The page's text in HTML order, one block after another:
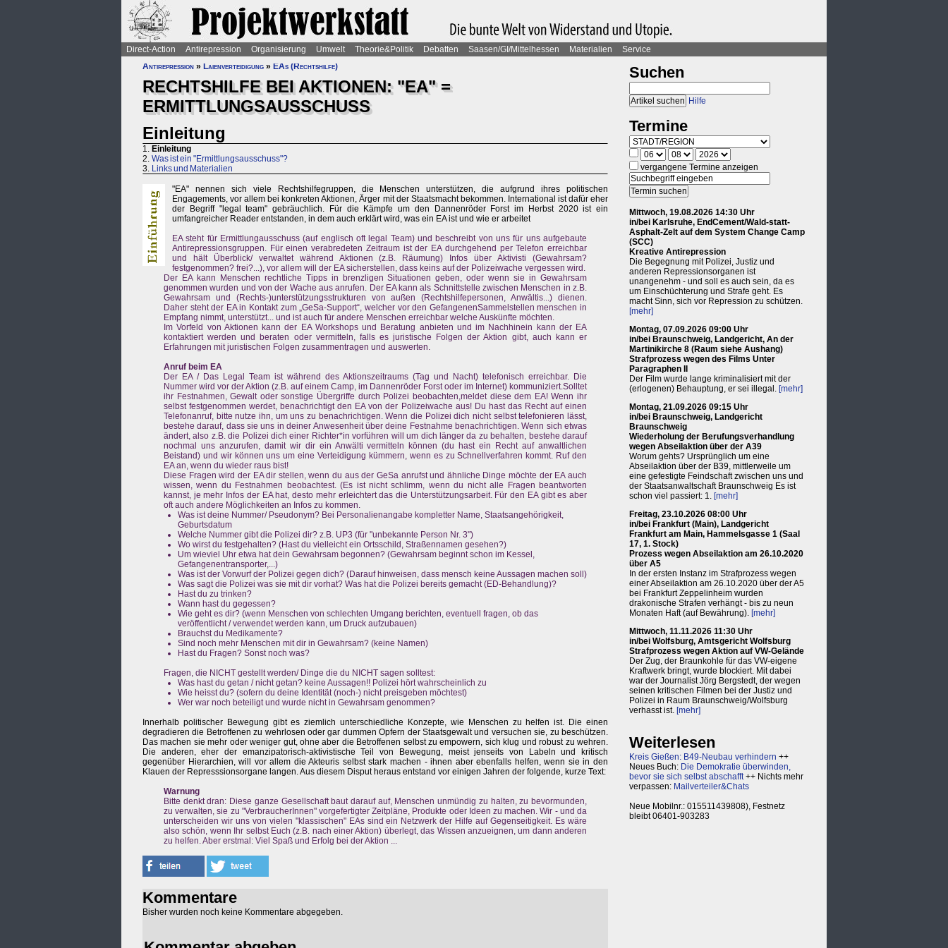
Direct-Action Antirepression Organisierung Umwelt Theorie&Politik Debatten Saasen/GI/Mittelhessen Materialien
Service
Antirepression » Laienverteidigung » EAs (Rechtshilfe)
RECHTSHILFE BEI AKTIONEN: "EA" =
ERMITTLUNGSAUSSCHUSS
Einleitung
1. Einleitung
2. Was ist ein "Ermittlungsausschuss"?
3. Links und Materialien
"EA" nennen sich viele Rechtshilfegruppen, die Menschen unterstützen, die aufgrund ihres politischen
Engagements, vor allem bei konkreten Aktionen, Ärger mit der Staatsmacht bekommen. International ist dafür eher
der Begriff "legal team" gebräuchlich. Für die Kämpfe um den Dannenröder Forst im Herbst 2020 ist ein
umfangreicher Reader entstanden, in dem auch erklärt wird, was ein EA ist und wie er arbeitet
EA steht für Ermittlungausschuss (auf englisch oft legal Team) und beschreibt von uns für uns aufgebaute
Antirepressionsgruppen. Für einen verabredeten Zeitraum ist der EA durchgehend per Telefon erreichbar
und hält Überblick/ verwaltet während Aktionen (z.B. Räumung) Infos über Aktivisti (Gewahrsam?
festgenommen? frei?...), vor allem will der EA sicherstellen, dass keins auf der Polizeiwache vergessen wird.
Der EA kann Menschen rechtliche Tipps in brenzligen Situationen geben, oder wenn sie in Gewahrsam
genommen wurden und von der Wache aus anrufen. Der EA kann als Schnittstelle zwischen Menschen in z.B.
Gewahrsam und (Rechts-)unterstützungsstrukturen von außen (Rechtshilfepersonen, Anwältis...) dienen.
Daher steht der EA in Kontakt zum „GeSa-Support“, welcher vor den GefangenenSammelstellen menschen in
Empfang nimmt, unterstützt... und ist auch für andere Menschen erreichbar welche Auskünfte möchten.
Im Vorfeld von Aktionen kann der EA Workshops und Beratung anbieten und im Nachhinein kann der EA
kontaktiert werden und beraten oder vermitteln, falls es juristische Folgen der Aktion gibt, auch kann er
Erfahrungen mit juristischen Folgen zusammentragen und auswerten.
Anruf beim EA
Der EA / Das Legal Team ist während des Aktionszeitraums (Tag und Nacht) telefonisch erreichbar. Die
Nummer wird vor der Aktion (z.B. auf einem Camp, im Dannenröder Forst oder im Internet) kommuniziert.Solltet
ihr Festnahmen, Gewalt oder sonstige Übergriffe durch Polizei beobachten,meldet diese dem EA! Wenn ihr
selbst festgenommen werdet, benachrichtigt den EA von der Polizeiwache aus! Du hast das Recht auf einen
Telefonanruf, bitte nutze ihn, um uns zu benachrichtigen. Wenn die Polizei dich nicht selbst telefonieren lässt,
bestehe darauf, dass sie uns in deiner Anwesenheit über deine Festnahme benachrichtigen. Wenn sich etwas
ändert, also z.B. die Polizei dich einer Richter*in vorführen will um dich länger da zu behalten, bestehe darauf
nochmal uns anzurufen, damit wir dir ein Anwälti vermitteln können (du hast ein Recht auf anwaltlichen
Beistand) und wir können uns um eine Verteidigung kümmern, wenn es zu Schnellverfahren kommt. Ruf den
EA an, wenn du wieder raus bist!
Diese Fragen wird der EA dir stellen, wenn du aus der GeSa anrufst und ähnliche Dinge möchte der EA auch
wissen, wenn du Festnahmen beobachtest. (Es ist nicht schlimm, wenn du nicht alle Fragen beantworten
kannst, je mehr Infos der EA hat, desto mehr erleichtert das die Unterstützungsarbeit. Für den EA gibt es aber
oft auch andere Möglichkeiten an Infos zu kommen.
Was ist deine Nummer/ Pseudonym? Bei Personalienangabe kompletter Name, Staatsangehörigkeit,
Geburtsdatum
Welche Nummer gibt die Polizei dir? z.B. UP3 (für "unbekannte Person Nr. 3")
Wo wirst du festgehalten? (Hast du vielleicht ein Ortsschild, Straßennamen gesehen?)
Um wieviel Uhr etwa hat dein Gewahrsam begonnen? (Gewahrsam beginnt schon im Kessel,
Gefangenentransporter,...)
Was ist der Vorwurf der Polizei gegen dich? (Darauf hinweisen, dass mensch keine Aussagen machen soll)
Was sagt die Polizei was sie mit dir vorhat? Was hat die Polizei bereits gemacht (ED-Behandlung)?
Hast du zu trinken?
Wann hast du gegessen?
Wie geht es dir? (wenn Menschen von schlechten Umgang berichten, eventuell fragen, ob das
veröffentlicht / verwendet werden kann, um Druck aufzubauen)
Brauchst du Medikamente?
Sind noch mehr Menschen mit dir in Gewahrsam? (keine Namen)
Hast du Fragen? Sonst noch was?
Fragen, die NICHT gestellt werden/ Dinge die du NICHT sagen solltest:
Was hast du getan / nicht getan? keine Aussagen!! Polizei hört wahrscheinlich zu
Wie heisst du? (sofern du deine Identität (noch-) nicht preisgeben möchtest)
Wer war noch beteiligt und wurde nicht in Gewahrsam genommen?
Innerhalb politischer Bewegung gibt es ziemlich unterschiedliche Konzepte, wie Menschen zu helfen ist. Die einen
degradieren die Betroffenen zu wehrlosen oder gar dummen Opfern der Staatsgewalt und versuchen sie, zu beschützen.
Das machen sie mehr oder weniger gut, ohne aber die Betroffenen selbst zu empowern, sich klug und robust zu wehren.
Die anderen, eher der emanzipatorisch-aktivistische Teil von Bewegung, meist jenseits von Labeln und kritisch
gegenüber Hierarchien, will vor allem die Akteuris selbst stark machen - ihnen aber ebenfalls helfen, wenn sie in den
Klauen der Represssionsorgane langen. Aus diesem Disput heraus entstand vor einigen Jahren der folgende, kurze Text:
Warnung
Bitte denkt dran: Diese ganze Gesellschaft baut darauf auf, Menschen unmündig zu halten, zu bevormunden,
zu verwalten, sie zu "VerbraucherInnen" vorgefertigter Zeitpläne, Produkte oder Ideen zu machen. Wir - und da
unterscheiden wir uns von vielen "klassischen" EAs sind ein Netzwerk der Hilfe auf Gegenseitigkeit. Es wäre
also schön, wenn Ihr selbst Euch (z.B. nach einer Aktion) überlegt, das Wissen anzueignen, um dann anderen
zu helfen. Aber erstmal: Viel Spaß und Erfolg bei der Aktion ...
Kommentare
Bisher wurden noch keine Kommentare abgegeben.
Suchen
Hilfe
Termine
vergangene Termine anzeigen
Mittwoch, 19.08.2026 14:30 Uhr
in/bei Karlsruhe, EndCement/Wald-statt-
Asphalt-Zelt auf dem System Change Camp
(SCC)
Kreative Antirepression
Die Begegnung mit Polizei, Justiz und
anderen Repressionsorganen ist
unangenehm - und soll es auch sein, da es
um Einschüchterung und Strafe geht. Es
macht Sinn, sich vor Repression zu schützen.
[mehr]
Montag, 07.09.2026 09:00 Uhr
in/bei Braunschweig, Landgericht, An der
Martinikirche 8 (Raum siehe Aushang)
Strafprozess wegen des Films Unter
Paragraphen II
Der Film wurde lange kriminalisiert mit der
(erlogenen) Behauptung, er sei illegal. [mehr]
Montag, 21.09.2026 09:15 Uhr
in/bei Braunschweig, Landgericht
Braunschweig
Wiederholung der Berufungsverhandlung
wegen Abseilaktion über der A39
Worum gehts? Ursprünglich um eine
Abseilaktion über der B39, mittlerweile um
eine gefestigte Feindschaft zwischen uns und
der Staatsanwaltschaft Braunschweig Es ist
schon viel passiert: 1. [mehr]
Freitag, 23.10.2026 08:00 Uhr
in/bei Frankfurt (Main), Landgericht
Frankfurt am Main, Hammelsgasse 1 (Saal
17, 1. Stock)
Prozess wegen Abseilaktion am 26.10.2020
über A5
In der ersten Instanz im Strafprozess wegen
einer Abseilaktion am 26.10.2020 über der A5
bei Frankfurt Zeppelinheim wurden
drakonische Strafen verhängt - bis zu neun
Monaten Haft (auf Bewährung). [mehr]
Mittwoch, 11.11.2026 11:30 Uhr
in/bei Wolfsburg, Amtsgericht Wolfsburg
Strafprozess wegen Aktion auf VW-Gelände
Der Zug, der Braunkohle für das VW-eigene
Kraftwerk bringt, wurde blockiert. Mit dabei
war der Journalist Jörg Bergstedt, der wegen
seinen kritischen Filmen bei der Justiz und
Polizei in Raum Braunschweig/Wolfsburg
verhasst ist. [mehr]
Weiterlesen
Kreis Gießen: B49-Neubau verhindern ++
Neues Buch: Die Demokratie überwinden,
bevor sie sich selbst abschafft++ Nichts mehr
verpassen: Mailverteiler&Chats
Neue Mobilnr.: 015511439808), Festnetz
bleibt 06401-903283